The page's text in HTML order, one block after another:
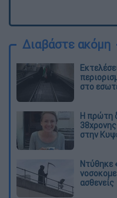
Διαβάστε ακόμη
στο
Η πρώτη
στην
Ντύθηκε
ασθενείς